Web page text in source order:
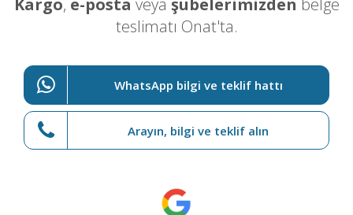
Kargo, e-posta veya şubelerimizden belge
teslimatı Onat'ta.
WhatsApp bilgi ve teklif hattı
Arayın, bilgi ve teklif alın